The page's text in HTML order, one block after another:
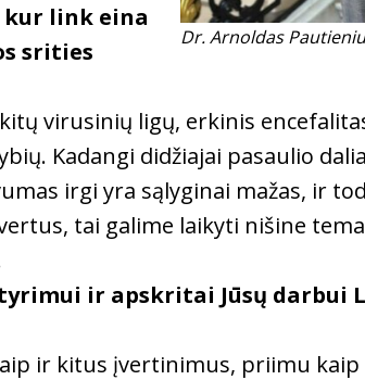
Dr. Arnoldas
link eina
srities
virusinių ligų, erkinis
Kadangi didžiajai pasaulio
irgi yra sąlyginai mažas, ir
tai galime laikyti nišine
ir apskritai Jūsų darbui
ir kitus įvertinimus, priimu